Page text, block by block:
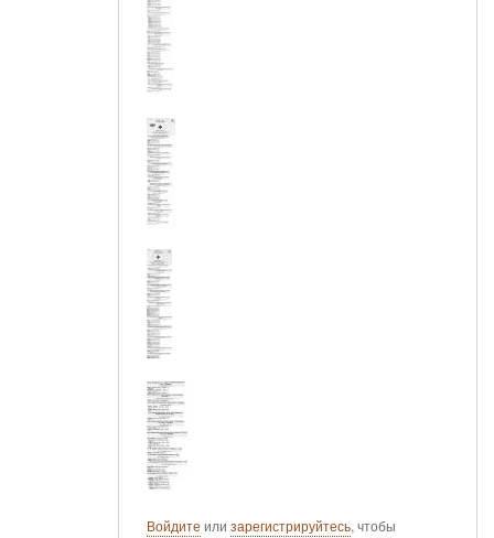
Войдите или зарегистрируйтесь, чтобы